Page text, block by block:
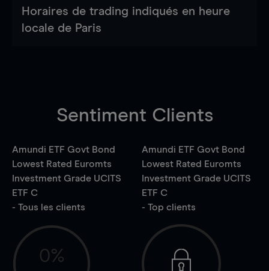
Horaires de trading indiqués en heure
locale de Paris
Sentiment Clients
Amundi ETF Govt Bond
Lowest Rated Euromts
Investment Grade UCITS
ETF C
- Tous les clients
0%
Amundi ETF Govt Bond
Lowest Rated Euromts
Investment Grade UCITS
ETF C
- Top clients